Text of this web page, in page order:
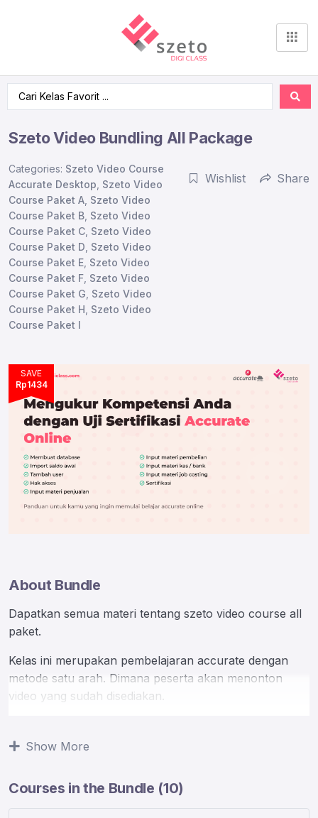
Szeto Video Bundling All Package
Categories: Szeto Video Course
Accurate Desktop Szeto Video
Course Paket A Szeto Video
Course Paket B Szeto Video
Course Paket C Szeto Video
Course Paket D Szeto Video
Course Paket E Szeto Video
Course Paket F Szeto Video
Course Paket G Szeto Video
Course Paket H Szeto Video
Course Paket I
Wishlist Share
SAVE
Rp1434
000
About Bundle
Dapatkan semua materi tentang szeto video course all
paket.
Kelas ini merupakan pembelajaran accurate dengan
metode satu arah. Dimana peserta akan menonton
video yang sudah disediakan.
:
Penjualan Normal (SQ SO DO SI SReceipt)
Membuat Item Grouping
Show More
Courses in the Bundle (10)